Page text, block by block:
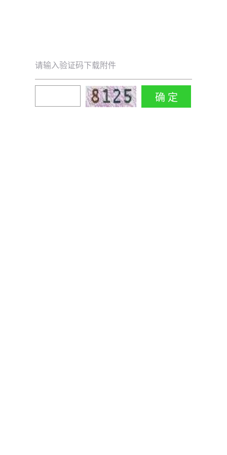
请输入验证码下载附件